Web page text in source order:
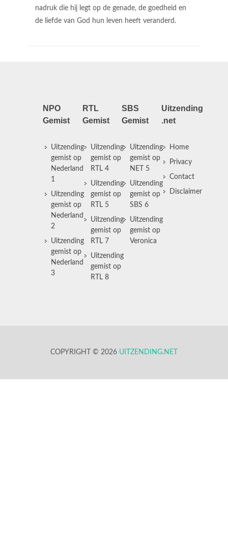
nadruk die hij legt op de genade, de goedheid en
de liefde van God hun leven heeft veranderd.
NPO
Gemist
Uitzending
gemist op
Nederland
1
Uitzending
gemist op
Nederland
2
Uitzending
gemist op
Nederland
3
RTL
Gemist
Uitzending
gemist op
RTL 4
Uitzending
gemist op
RTL 5
Uitzending
gemist op
RTL 7
Uitzending
gemist op
RTL 8
SBS
Gemist
Uitzending
gemist op
NET 5
Uitzending
gemist op
SBS 6
Uitzending
gemist op
Veronica
Uitzending
.net
Home
Privacy
Contact
Disclaimer
COPYRIGHT © 2026 UITZENDING.NET